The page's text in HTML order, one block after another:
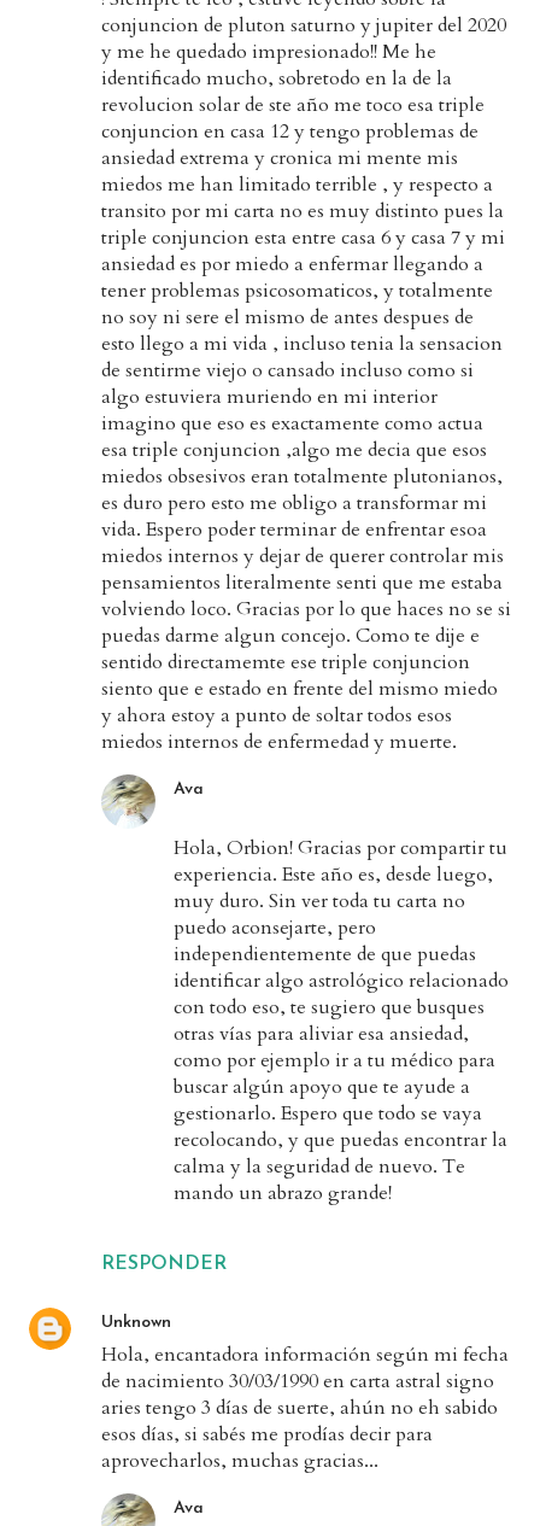
conjuncion de pluton saturno y jupiter del 2020
y me he quedado impresionado!! Me he
identificado mucho, sobretodo en la de la
revolucion solar de ste año me toco esa triple
conjuncion en casa 12 y tengo problemas de
ansiedad extrema y cronica mi mente mis
miedos me han limitado terrible , y respecto a
transito por mi carta no es muy distinto pues la
triple conjuncion esta entre casa 6 y casa 7 y mi
ansiedad es por miedo a enfermar llegando a
tener problemas psicosomaticos, y totalmente
no soy ni sere el mismo de antes despues de
esto llego a mi vida , incluso tenia la sensacion
de sentirme viejo o cansado incluso como si
algo estuviera muriendo en mi interior
imagino que eso es exactamente como actua
esa triple conjuncion ,algo me decia que esos
miedos obsesivos eran totalmente plutonianos,
es duro pero esto me obligo a transformar mi
vida. Espero poder terminar de enfrentar esoa
miedos internos y dejar de querer controlar mis
pensamientos literalmente senti que me estaba
volviendo loco. Gracias por lo que haces no se si
puedas darme algun concejo. Como te dije e
sentido directamemte ese triple conjuncion
siento que e estado en frente del mismo miedo
y ahora estoy a punto de soltar todos esos
miedos internos de enfermedad y muerte.
RESPONDER
Ava
Hola, Orbion! Gracias por compartir tu
experiencia. Este año es, desde luego,
muy duro. Sin ver toda tu carta no
puedo aconsejarte, pero
independientemente de que puedas
identificar algo astrológico relacionado
con todo eso, te sugiero que busques
otras vías para aliviar esa ansiedad,
como por ejemplo ir a tu médico para
buscar algún apoyo que te ayude a
gestionarlo. Espero que todo se vaya
recolocando, y que puedas encontrar la
calma y la seguridad de nuevo. Te
mando un abrazo grande!
Unknown
Hola, encantadora información según mi fecha
de nacimiento 30/03/1990 en carta astral signo
aries tengo 3 días de suerte, ahún no eh sabido
esos días, si sabés me prodías decir para
aprovecharlos, muchas gracias...
Ava